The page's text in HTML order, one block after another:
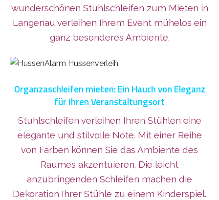
wunderschönen Stuhlschleifen zum Mieten in
Langenau verleihen Ihrem Event mühelos ein
ganz besonderes Ambiente.
Organzaschleifen mieten: Ein Hauch von Eleganz
für Ihren Veranstaltungsort
Stuhlschleifen verleihen Ihren Stühlen eine
elegante und stilvolle Note. Mit einer Reihe
von Farben können Sie das Ambiente des
Raumes akzentuieren. Die leicht
anzubringenden Schleifen machen die
Dekoration Ihrer Stühle zu einem Kinderspiel.